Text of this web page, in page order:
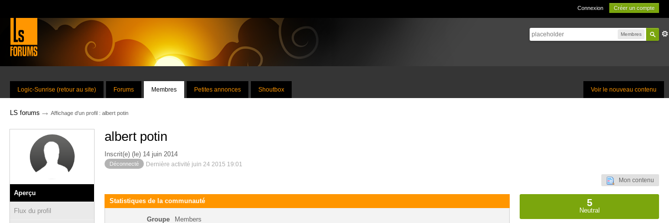
Connexion Créer un compte
Membres
Voir le nouveau contenu
Logic-Sunrise (retour au site) Forums Membres Petites annonces Shoutbox
LS forums → Affichage d'un profil : albert potin
Aperçu
Flux du profil
albert potin
Inscrit(e) (le) 14 juin 2014
Déconnecté Dernière activité juin 24 2015 19:01
Mon contenu
Statistiques de la communauté
Groupe Members
5
Neutral